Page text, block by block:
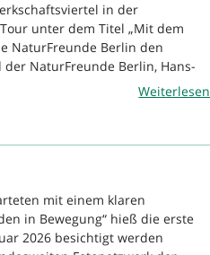
in der
unter dem Titel „Mit dem
NaturFreunde Berlin den
NaturFreunde Berlin, Hans-
Weiterlesen
mit einem klaren
in Bewegung“ hieß die erste
2026 besichtigt werden